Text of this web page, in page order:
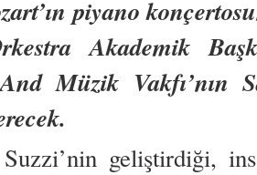
piyano
Akademik
Müzik Vakfı’nın
geliştirdiği,